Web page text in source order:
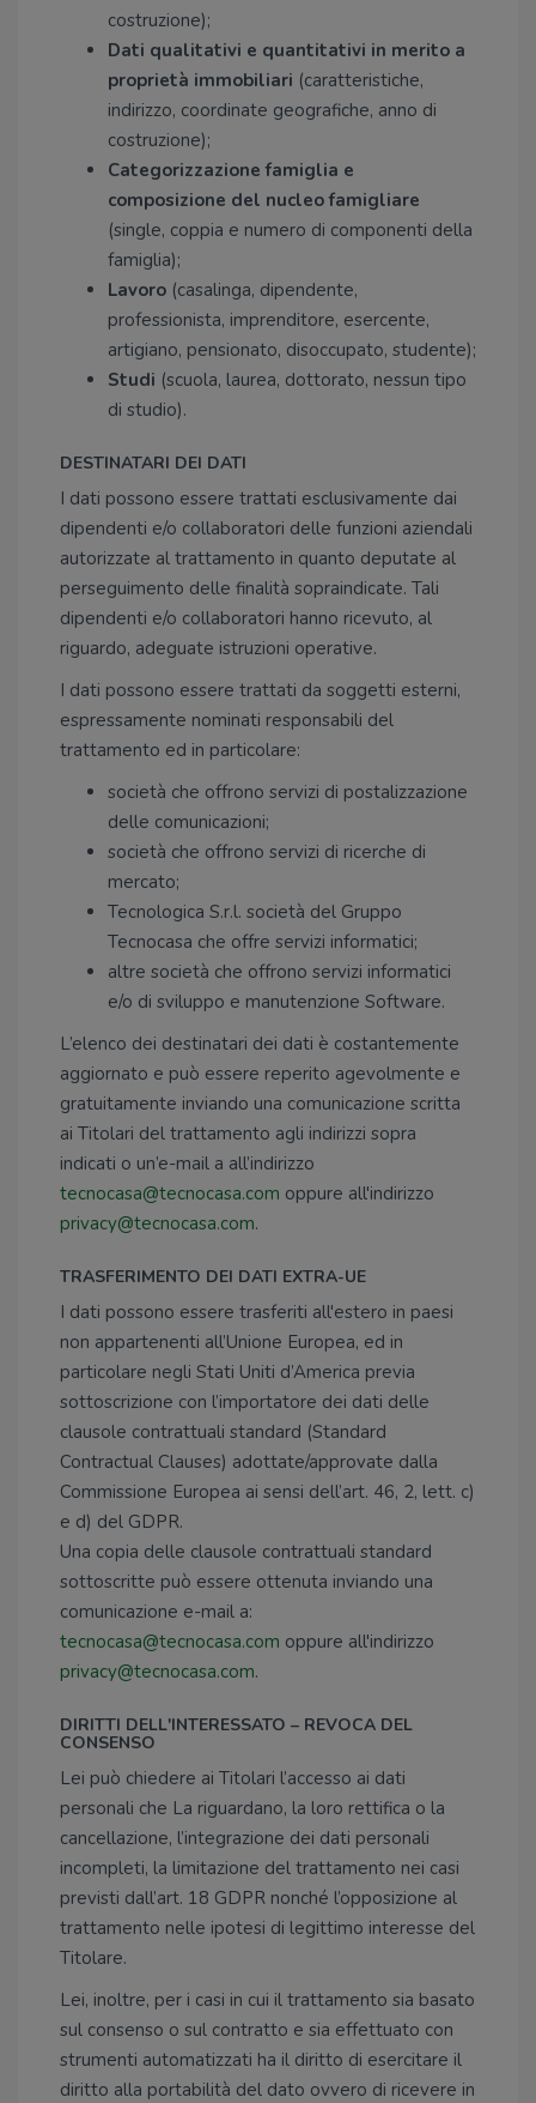
costruzione);
Dati qualitativi e quantitativi in merito a
proprietà immobiliari (caratteristiche,
indirizzo, coordinate geografiche, anno di
costruzione);
Categorizzazione famiglia e
composizione del nucleo famigliare
(single, coppia e numero di componenti della
famiglia);
Lavoro (casalinga, dipendente,
professionista, imprenditore, esercente,
artigiano, pensionato, disoccupato, studente);
Studi (scuola, laurea, dottorato, nessun tipo
di studio).
DESTINATARI DEI DATI
I dati possono essere trattati esclusivamente dai
dipendenti e/o collaboratori delle funzioni aziendali
autorizzate al trattamento in quanto deputate al
perseguimento delle finalità sopraindicate. Tali
dipendenti e/o collaboratori hanno ricevuto, al
riguardo, adeguate istruzioni operative.
I dati possono essere trattati da soggetti esterni,
espressamente nominati responsabili del
trattamento ed in particolare:
società che offrono servizi di postalizzazione
delle comunicazioni;
società che offrono servizi di ricerche di
mercato;
Tecnologica S.r.l. società del Gruppo
Tecnocasa che offre servizi informatici;
altre società che offrono servizi informatici
e/o di sviluppo e manutenzione Software.
L’elenco dei destinatari dei dati è costantemente
aggiornato e può essere reperito agevolmente e
gratuitamente inviando una comunicazione scritta
ai Titolari del trattamento agli indirizzi sopra
indicati o un’e-mail a all’indirizzo
tecnocasa@tecnocasa.com oppure all'indirizzo
privacy@tecnocasa.com.
TRASFERIMENTO DEI DATI EXTRA-UE
I dati possono essere trasferiti all'estero in paesi
non appartenenti all’Unione Europea, ed in
particolare negli Stati Uniti d’America previa
sottoscrizione con l’importatore dei dati delle
clausole contrattuali standard (Standard
Contractual Clauses) adottate/approvate dalla
Commissione Europea ai sensi dell’art. 46, 2, lett. c)
e d) del GDPR.
Una copia delle clausole contrattuali standard
sottoscritte può essere ottenuta inviando una
comunicazione e-mail a:
tecnocasa@tecnocasa.com oppure all'indirizzo
privacy@tecnocasa.com.
DIRITTI DELL'INTERESSATO – REVOCA DEL
CONSENSO
Lei può chiedere ai Titolari l’accesso ai dati
personali che La riguardano, la loro rettifica o la
cancellazione, l’integrazione dei dati personali
incompleti, la limitazione del trattamento nei casi
previsti dall’art. 18 GDPR nonché l’opposizione al
trattamento nelle ipotesi di legittimo interesse del
Titolare.
Lei, inoltre, per i casi in cui il trattamento sia basato
sul consenso o sul contratto e sia effettuato con
strumenti automatizzati ha il diritto di esercitare il
diritto alla portabilità del dato ovvero di ricevere in